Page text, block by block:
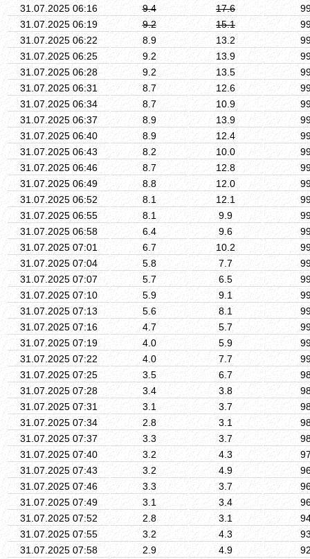
31.07.2025 06:16 9.4 17.6
31.07.2025 06:19
9.2 15.1
31.07.2025 06:22
8.9 13.2
31.07.2025 06:25
9.2 13.9
31.07.2025 06:28
9.2 13.5
31.07.2025 06:31
8.7 12.6
31.07.2025 06:34
8.7 10.9
31.07.2025 06:37
8.9 13.9
31.07.2025 06:40
8.9 12.4
31.07.2025 06:43
8.2 10.0
31.07.2025 06:46
8.7 12.8
31.07.2025 06:49
8.8 12.0
31.07.2025 06:52
8.1 12.1
31.07.2025 06:55
8.1 9.9
31.07.2025 06:58
6.4 9.6
31.07.2025 07:01
6.7 10.2
31.07.2025 07:04
5.8 7.7
31.07.2025 07:07
5.7 6.5
31.07.2025 07:10
5.9 9.1
31.07.2025 07:13
5.6 8.1
31.07.2025 07:16
4.7 5.7
31.07.2025 07:19
4.0 5.9
31.07.2025 07:22
4.0 7.7
31.07.2025 07:25
3.5 6.7
31.07.2025 07:28
3.4 3.8
31.07.2025 07:31
3.1 3.7
31.07.2025 07:34
2.8 3.1
31.07.2025 07:37
3.3 3.7
31.07.2025 07:40
3.2 4.3
31.07.2025 07:43
3.2 4.9
31.07.2025 07:46
3.3 3.7
31.07.2025 07:49
3.1 3.4
31.07.2025 07:52
2.8 3.1
31.07.2025 07:55
3.2 4.3
31.07.2025 07:58
2.9 4.9